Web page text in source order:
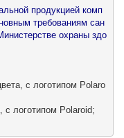
продукцией комп
требованиям сан
охраны здо
с логотипом Polaro
с логотипом Polaroid;